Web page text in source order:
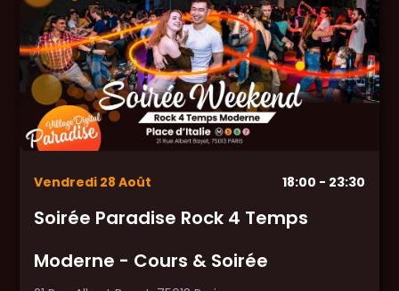
Vendredi 28 Août 18:00 - 23:30
Soirée Paradise Rock 4 Temps
Moderne - Cours & Soirée